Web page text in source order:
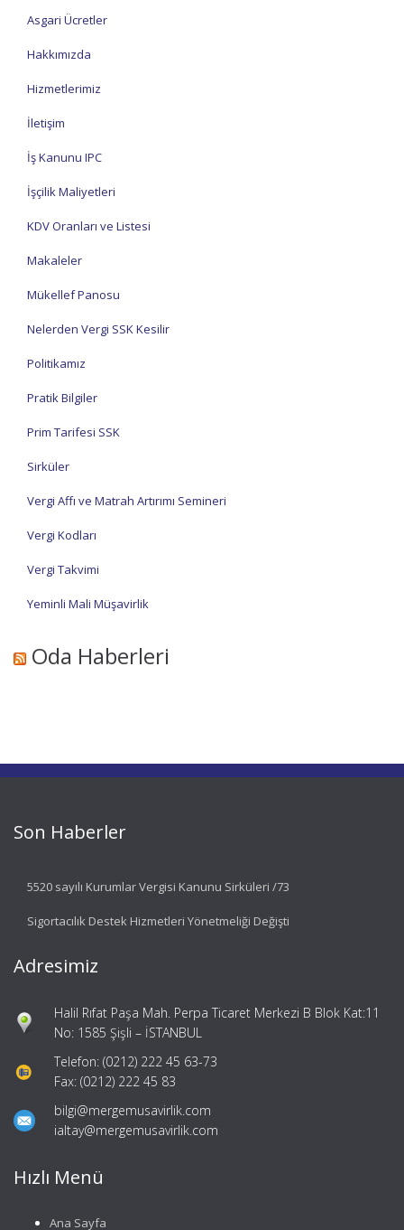
Asgari Ücretler
Hakkımızda
Hizmetlerimiz
İletişim
İş Kanunu IPC
İşçilik Maliyetleri
KDV Oranları ve Listesi
Makaleler
Mükellef Panosu
Nelerden Vergi SSK Kesilir
Politikamız
Pratik Bilgiler
Prim Tarifesi SSK
Sirküler
Vergi Affı ve Matrah Artırımı Semineri
Vergi Kodları
Vergi Takvimi
Yeminli Mali Müşavirlik
Oda Haberleri
Son Haberler
5520 sayılı Kurumlar Vergisi Kanunu Sirküleri /73
Sigortacılık Destek Hizmetleri Yönetmeliği Değişti
Adresimiz
Halil Rıfat Paşa Mah. Perpa Ticaret Merkezi B Blok Kat:11
No: 1585 Şişli – İSTANBUL
Telefon: (0212) 222 45 63-73
Fax: (0212) 222 45 83
bilgi@mergemusavirlik.com
ialtay@mergemusavirlik.com
Hızlı Menü
Ana Sayfa